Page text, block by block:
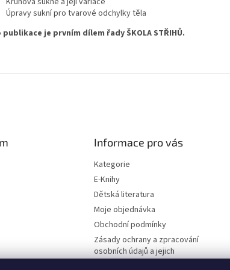
Úpravy sukní pro tvarové odchylky těla
je prvním dílem řady ŠKOLA STŘIHŮ.
Informace pro vás
Kategorie
E-Knihy
Dětská literatura
Moje objednávka
Obchodní podmínky
Zásady ochrany a zpracování
osobních údajů a jejich